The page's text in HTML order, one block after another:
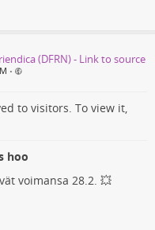
•
to visitors. To view it,
hoo
voimansa 28.2. 💥